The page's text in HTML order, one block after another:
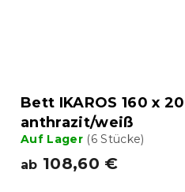
Bett IKAROS 160 x
anthrazit/weiß
Auf Lager (6 Stücke)
ab 108,60 €